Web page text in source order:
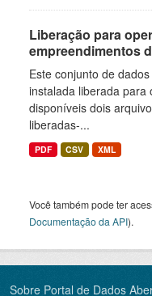
Liberação para
empreendimentos
Este conjunto de
instalada liberada para
disponíveis dois
liberadas-...
PDF CSV XML
Você também pode ter
Documentação da API).
Sobre Portal de Dados